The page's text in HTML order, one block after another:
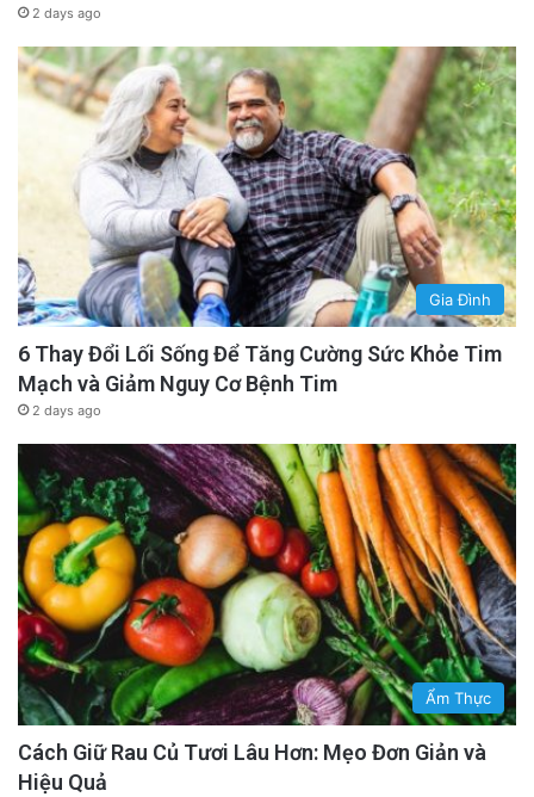
2 days ago
Gia Đình
6 Thay Đổi Lối Sống Để Tăng Cường Sức Khỏe Tim
Mạch và Giảm Nguy Cơ Bệnh Tim
2 days ago
Ẩm Thực
Cách Giữ Rau Củ Tươi Lâu Hơn: Mẹo Đơn Giản và
Hiệu Quả